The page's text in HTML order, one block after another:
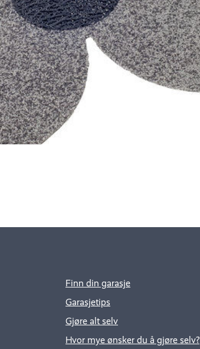
Finn din garasje
Garasjetips
Gjøre alt selv
Hvor mye ønsker du å gjøre selv?